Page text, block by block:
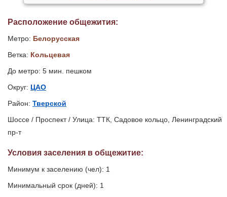
Расположение общежития:
Метро: Белорусская
Ветка: Кольцевая
До метро: 5 мин. пешком
Округ: ЦАО
Район: Тверской
Шоссе / Проспект / Улица: ТТК, Садовое кольцо, Ленинградский
пр-т
Условия заселения в общежитие:
Минимум к заселению (чел): 1
Минимальный срок (дней): 1